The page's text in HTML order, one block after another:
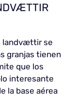
landvættir se
granjas tienen
que los
interesante
la base aérea